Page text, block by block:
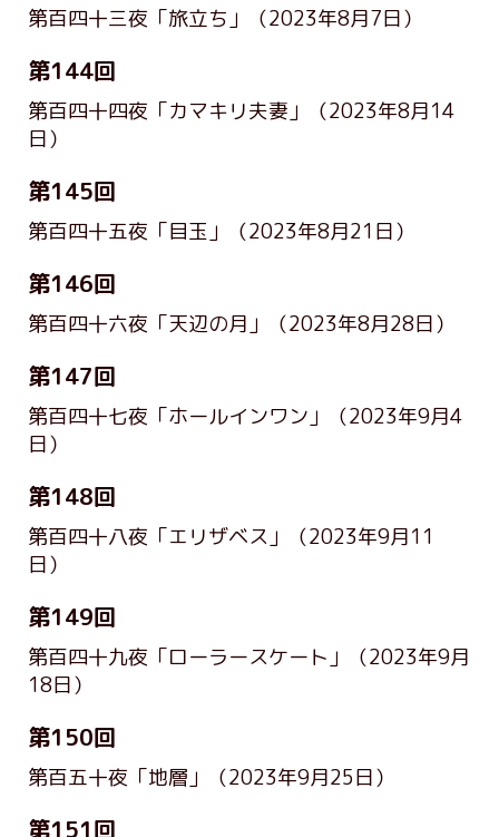
第百四十三夜「旅立ち」 （2023年8月7日）
第144回
第百四十四夜「カマキリ夫妻」
（2023年8月14
日）
第145回
第百四十五夜「目玉」 （2023年8月21日）
第146回
第百四十六夜「天辺の月」 （2023年8月28日）
第147回
第百四十七夜「ホールインワン」
（2023年9月4
日）
第148回
第百四十八夜「エリザベス」
（2023年9月11
日）
第149回
第百四十九夜「ローラースケート」
（2023年9月
18日）
第150回
第百五十夜「地層」 （2023年9月25日）
第151回